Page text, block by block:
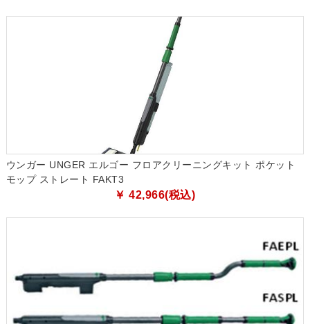
ウンガー UNGER エルゴー フロアクリーニングキット ポケット
モップ ストレート FAKT3
￥ 42,966(税込)